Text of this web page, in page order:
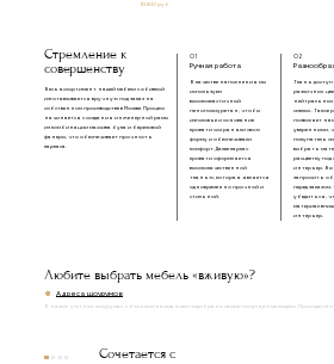
112 600 руб.
Стремление к
совершенству
Весь ассортимент нашей мебели с обивкой
изготавливается вручную под заказ на
собственном производстве в Москве. Процесс
начинается с создания инженерной рамы
из комбинации массива бука и березовой
фанеры, что обеспечивает прочность
каркаса.
01
Ручная работа
В качестве наполнения мы
используем
высокоэластичный
пенополиуретан, чтобы
изголовье и основание
кровати сохраняли свою
форму и обеспечивали
комфорт. Далее каркас
кровати оформляется
высококачественной
тканью, которая является
одновременно прочной и
стильной.
02
Ткань
различных
нейтральных
смелых. Такое
позволяет
уверенными,
покупатель
выбрать
расцветку под
интерьер. Вы
запросить
перед
убедиться,
материал
интерьер.
Любите выбрать мебель «вживую»?
Адреса шоурумов
В наших уютных шоурумах с большим вниманием подобраны самые популярные модели. Приходите и
Сочетается с